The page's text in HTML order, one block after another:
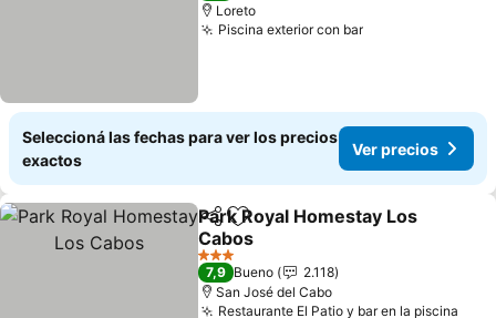
Loreto
Piscina exterior con bar
Seleccioná las fechas para ver los precios
exactos
Ver precios
CompartirAñadir a favoritos
Park Royal Homestay Los
Cabos
3 Estrellas
7,9 Bueno
2.118
San José del Cabo
Restaurante El Patio y bar en la piscina